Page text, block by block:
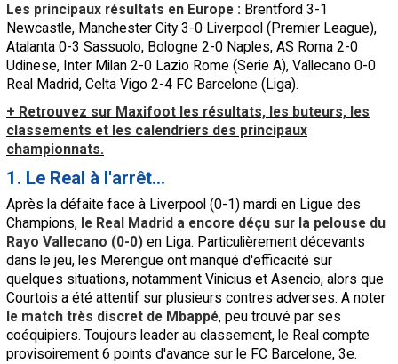
Les principaux résultats en Europe : Brentford 3-1
Newcastle, Manchester City 3-0 Liverpool (Premier League),
Atalanta 0-3 Sassuolo, Bologne 2-0 Naples, AS Roma 2-0
Udinese, Inter Milan 2-0 Lazio Rome (Serie A), Vallecano 0-0
Real Madrid, Celta Vigo 2-4 FC Barcelone (Liga).
+ Retrouvez sur Maxifoot les résultats, les buteurs, les
classements et les calendriers des principaux
championnats.
1. Le Real à l'arrêt...
Après la défaite face à Liverpool (0-1) mardi en Ligue des
Champions, le Real Madrid a encore déçu sur la pelouse du
Rayo Vallecano (0-0) en Liga. Particulièrement décevants
dans le jeu, les Merengue ont manqué d'efficacité sur
quelques situations, notamment Vinicius et Asencio, alors que
Courtois a été attentif sur plusieurs contres adverses. A noter
le match très discret de Mbappé, peu trouvé par ses
coéquipiers. Toujours leader au classement, le Real compte
provisoirement 6 points d'avance sur le FC Barcelone, 3e.